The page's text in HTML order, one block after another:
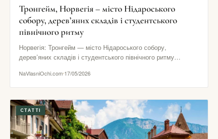
Тронгейм, Норвегія – місто Нідароського
собору, дерев’яних складів і студентського
північного ритму
Норвегія: Тронгейм — місто Нідароського собору,
дерев’яних складів і студентського північного ритму
NaVlasniOchi.com 17/05/2026
СТАТТІ